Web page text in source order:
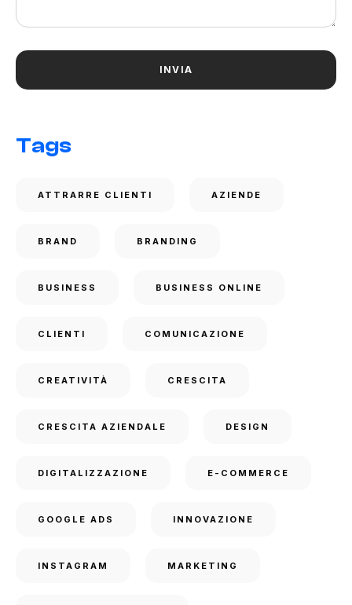
Tags
ATTRARRE CLIENTI AZIENDE
BRAND BRANDING
BUSINESS BUSINESS ONLINE
CLIENTI COMUNICAZIONE
CREATIVITÀ CRESCITA
CRESCITA AZIENDALE DESIGN
DIGITALIZZAZIONE E-COMMERCE
GOOGLE ADS INNOVAZIONE
INSTAGRAM MARKETING